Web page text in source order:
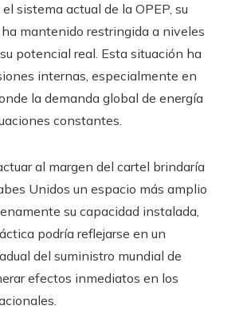
sistema actual de la OPEP, su
mantenido restringida a niveles
potencial real. Esta situación ha
internas, especialmente en
la demanda global de energía
constantes.
al margen del cartel brindaría
Unidos un espacio más amplio
su capacidad instalada,
podría reflejarse en un
del suministro mundial de
efectos inmediatos en los